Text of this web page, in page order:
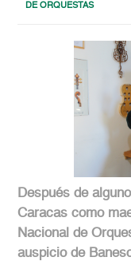
DE ORQUESTAS
Después de
Caracas como
Nacional de
auspicio de